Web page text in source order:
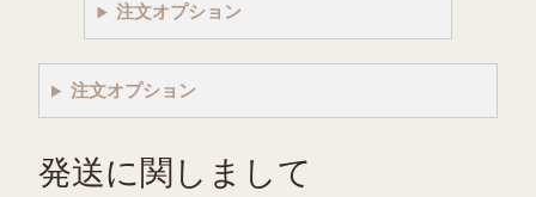
注文オプション
注文オプション
発送に関しまして